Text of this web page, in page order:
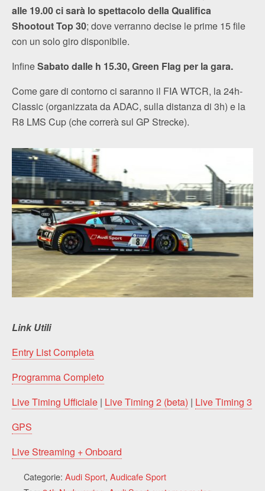
alle 19.00 ci sarà lo spettacolo della Qualifica
Shootout Top 30; dove verranno decise le prime 15 file
con un solo giro disponibile.
InfineSabato dalle h 15.30, Green Flag per la gara.
Come gare di contorno ci saranno il FIA WTCR, la 24h-
Classic (organizzata da ADAC, sulla distanza di 3h) e la
R8 LMS Cup (che correrà sul GP Strecke).
Link Utili
Entry List Completa
Programma Completo
Live Timing Ufficiale | Live Timing 2 (beta) | Live Timing 3
GPS
Live Streaming + Onboard
Categorie: Audi Sport, Audicafe Sport